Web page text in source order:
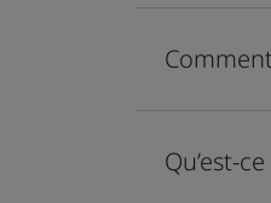
Qu’est-